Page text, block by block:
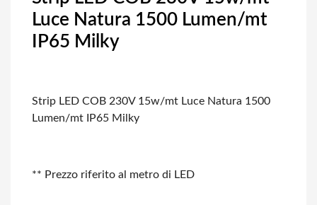
Luce Natura 1500 Lumen/mt
IP65 Milky
Strip LED COB 230V 15w/mt Luce Natura 1500
Lumen/mt IP65 Milky
** Prezzo riferito al metro di LED